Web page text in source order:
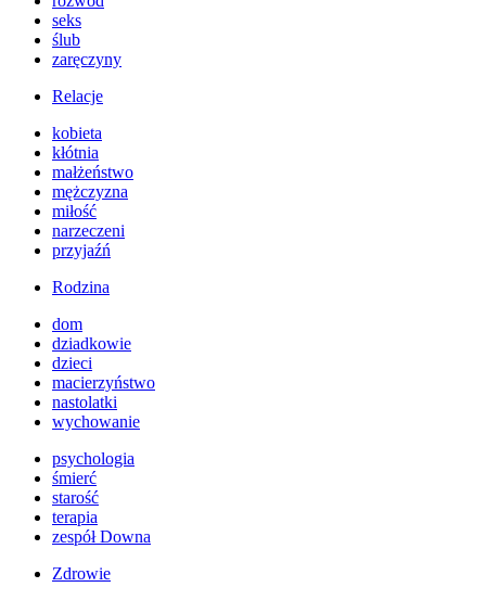
seks
ślub
zaręczyny
Relacje
kobieta
kłótnia
małżeństwo
mężczyzna
miłość
narzeczeni
przyjaźń
Rodzina
dom
dziadkowie
dzieci
macierzyństwo
nastolatki
wychowanie
psychologia
śmierć
starość
terapia
zespół Downa
Zdrowie